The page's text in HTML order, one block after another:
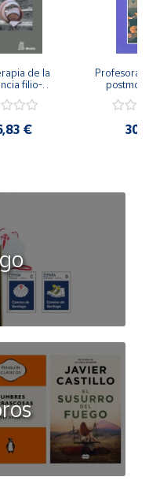
de la
filio-
y la
€